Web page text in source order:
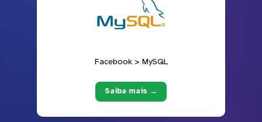
Facebook > MySQL
Saiba mais →